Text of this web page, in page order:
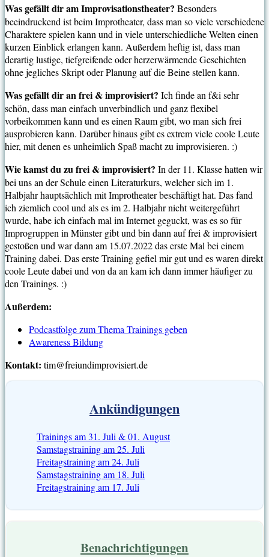
Was gefällt dir am Improvisationstheater? Besonders
beeindruckend ist beim Improtheater, dass man so viele verschiedene
Charaktere spielen kann und in viele unterschiedliche Welten einen
kurzen Einblick erlangen kann. Außerdem heftig ist, dass man
derartig lustige, tiefgreifende oder herzerwärmende Geschichten
ohne jegliches Skript oder Planung auf die Beine stellen kann.
Was gefällt dir an frei & improvisiert? Ich finde an f&i sehr
schön, dass man einfach unverbindlich und ganz flexibel
vorbeikommen kann und es einen Raum gibt, wo man sich frei
ausprobieren kann. Darüber hinaus gibt es extrem viele coole Leute
hier, mit denen es unheimlich Spaß macht zu improvisieren. :)
Wie kamst du zu frei & improvisiert? In der 11. Klasse hatten wir
bei uns an der Schule einen Literaturkurs, welcher sich im 1.
Halbjahr hauptsächlich mit Improtheater beschäftigt hat. Das fand
ich ziemlich cool und als es im 2. Halbjahr nicht weitergeführt
wurde, habe ich einfach mal im Internet geguckt, was es so für
Improgruppen in Münster gibt und bin dann auf frei & improvisiert
gestoßen und war dann am 15.07.2022 das erste Mal bei einem
Training dabei. Das erste Training gefiel mir gut und es waren direkt
coole Leute dabei und von da an kam ich dann immer häufiger zu
den Trainings. :)
Außerdem:
Podcastfolge zum Thema Trainings geben
Awareness Bildung
Kontakt: tim@freiundimprovisiert.de
Ankündigungen
Trainings am 31. Juli & 01. August
Samstagstraining am 25. Juli
Freitagstraining am 24. Juli
Samstagstraining am 18. Juli
Freitagstraining am 17. Juli
Benachrichtigungen